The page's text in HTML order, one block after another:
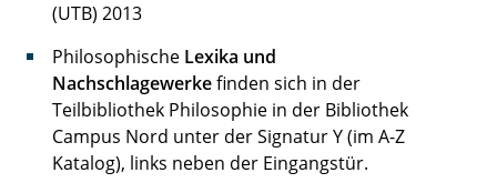
(UTB) 2013
Philosophische Lexika und
Nachschlagewerkefinden sich in der
Teilbibliothek Philosophie in der Bibliothek
Campus Nord unter der Signatur Y (im A-Z
Katalog), links neben der Eingangstür.